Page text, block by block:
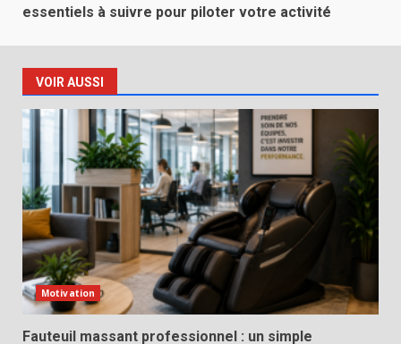
essentiels à suivre pour piloter votre activité
VOIR AUSSI
Motivation
Fauteuil massant professionnel : un simple